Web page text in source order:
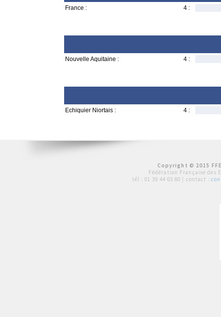
France : 4 :
Nouvelle Aquitaine : 4 :
Echiquier Niortais : 4 :
Copyright © 2015
Fédération Française des
tél : 01 39 44 65 80 | contact :